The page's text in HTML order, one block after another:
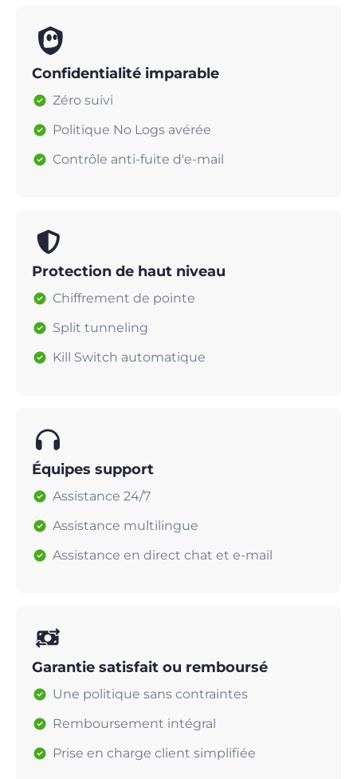
Confidentialité imparable
Zéro suivi
Politique No Logs avérée
Contrôle anti-fuite d'e-mail
Protection de haut niveau
Chiffrement de pointe
Split tunneling
Kill Switch automatique
Équipes support
Assistance 24/7
Assistance multilingue
Assistance en direct chat et e-mail
Garantie satisfait ou remboursé
Une politique sans contraintes
Remboursement intégral
Prise en charge client simplifiée